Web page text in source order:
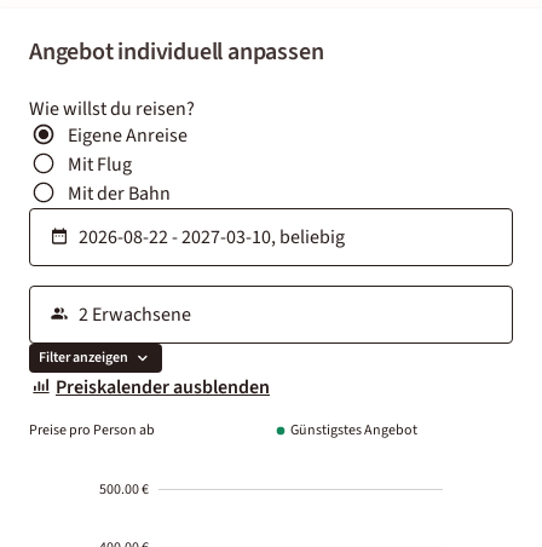
Angebot individuell anpassen
Wie willst du reisen?
Eigene Anreise
Mit Flug
Mit der Bahn
Filter anzeigen
Preiskalender ausblenden
Preise pro Person ab Günstigstes Angebot
500.00 €